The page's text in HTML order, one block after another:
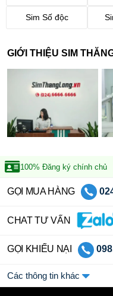
Sim Số độc
GIỚI THIỆU SIM
100% Đăng ký chính chủ
GỌI MUA HÀNG
CHAT TƯ VẤN
GỌI KHIẾU NẠI
Các thông tin khác